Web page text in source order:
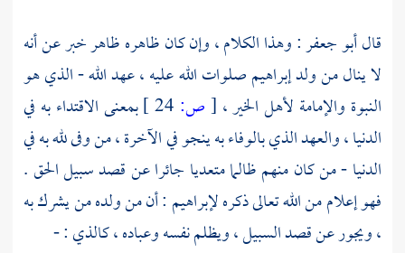
قالأبو جعفر: وهذا الكلام ، وإن كان ظاهره ظاهر خبر عن أنه
لا ينال من ولدإبراهيمصلوات الله عليه ، عهد الله - الذي هو
النبوة والإمامة لأهل الخير ، [ص:
بمعنى الاقتداء به في
الدنيا ، والعهد الذي بالوفاء به ينجو في الآخرة ، من وفى لله به في
الدنيا - من كان منهم ظالما متعديا جائرا عن قصد سبيل الحق .
فهو إعلام من الله تعالى ذكره لإبراهيم : أن من ولده من يشرك به
، ويجور عن قصد السبيل ، ويظلم نفسه وعباده ، كالذي : -